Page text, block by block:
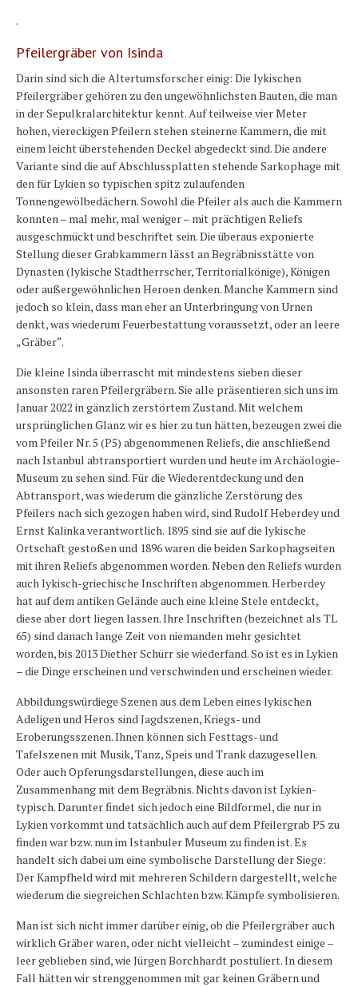
.
Pfeilergräber von Isinda
Darin sind sich die Altertumsforscher einig: Die lykischen
Pfeilergräber gehören zu den ungewöhnlichsten Bauten, die man
in der Sepulkralarchitektur kennt. Auf teilweise vier Meter
hohen, viereckigen Pfeilern stehen steinerne Kammern, die mit
einem leicht überstehenden Deckel abgedeckt sind. Die andere
Variante sind die auf Abschlussplatten stehende Sarkophage mit
den für Lykien so typischen spitz zulaufenden
Tonnengewölbedächern. Sowohl die Pfeiler als auch die Kammern
konnten – mal mehr, mal weniger – mit prächtigen Reliefs
ausgeschmückt und beschriftet sein. Die überaus exponierte
Stellung dieser Grabkammern lässt an Begräbnisstätte von
Dynasten (lykische Stadtherrscher, Territorialkönige), Königen
oder außergewöhnlichen Heroen denken. Manche Kammern sind
jedoch so klein, dass man eher an Unterbringung von Urnen
denkt, was wiederum Feuerbestattung voraussetzt, oder an leere
„Gräber“.
Die kleine Isinda überrascht mit mindestens sieben dieser
ansonsten raren Pfeilergräbern. Sie alle präsentieren sich uns im
Januar 2022 in gänzlich zerstörtem Zustand. Mit welchem
ursprünglichen Glanz wir es hier zu tun hätten, bezeugen zwei die
vom Pfeiler Nr. 5 (P5) abgenommenen Reliefs, die anschließend
nach Istanbul abtransportiert wurden und heute im Archäologie-
Museum zu sehen sind. Für die Wiederentdeckung und den
Abtransport, was wiederum die gänzliche Zerstörung des
Pfeilers nach sich gezogen haben wird, sind Rudolf Heberdey und
Ernst Kalinka verantwortlich. 1895 sind sie auf die lykische
Ortschaft gestoßen und 1896 waren die beiden Sarkophagseiten
mit ihren Reliefs abgenommen worden. Neben den Reliefs wurden
auch lykisch-griechische Inschriften abgenommen. Herberdey
hat auf dem antiken Gelände auch eine kleine Stele entdeckt,
diese aber dort liegen lassen. Ihre Inschriften (bezeichnet als TL
65) sind danach lange Zeit von niemanden mehr gesichtet
worden, bis 2013 Diether Schürr sie wiederfand. So ist es in Lykien
– die Dinge erscheinen und verschwinden und erscheinen wieder.
Abbildungswürdiege Szenen aus dem Leben eines lykischen
Adeligen und Heros sind Jagdszenen, Kriegs- und
Eroberungsszenen. Ihnen können sich Festtags- und
Tafelszenen mit Musik, Tanz, Speis und Trank dazugesellen.
Oder auch Opferungsdarstellungen, diese auch im
Zusammenhang mit dem Begräbnis. Nichts davon ist Lykien-
typisch. Darunter findet sich jedoch eine Bildformel, die nur in
Lykien vorkommt und tatsächlich auch auf dem Pfeilergrab P5 zu
finden war bzw. nun im Istanbuler Museum zu finden ist. Es
handelt sich dabei um eine symbolische Darstellung der Siege:
Der Kampfheld wird mit mehreren Schildern dargestellt, welche
wiederum die siegreichen Schlachten bzw. Kämpfe symbolisieren.
Man ist sich nicht immer darüber einig, ob die Pfeilergräber auch
wirklich Gräber waren, oder nicht vielleicht – zumindest einige –
leer geblieben sind, wie Jürgen Borchhardt postuliert. In diesem
Fall hätten wir strenggenommen mit gar keinen Gräbern und